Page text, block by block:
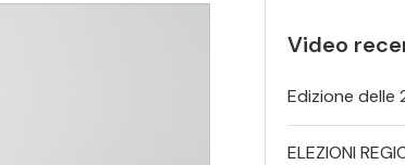
Video
Edizione
ELEZIONI